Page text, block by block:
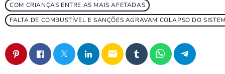
COM CRIANÇAS ENTRE AS MAIS AFETADAS
FALTA DE COMBUSTÍVEL E SANÇÕES AGRAVAM COLAPSO DO
email